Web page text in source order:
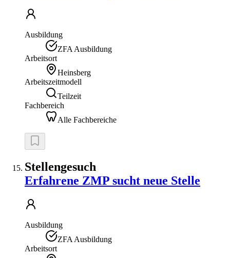
Ausbildung
ZFA Ausbildung
Arbeitsort
Heinsberg
Arbeitszeitmodell
Teilzeit
Fachbereich
Alle Fachbereiche
Stellengesuch
Erfahrene ZMP sucht neue Stelle
Ausbildung
ZFA Ausbildung
Arbeitsort